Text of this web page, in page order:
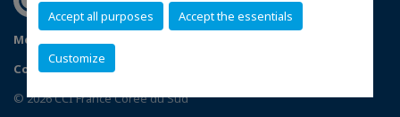
Accept all purposes Accept the essentials
Customize
Mentions légales
Configurer vos préférences cookies
© 2026 CCI France Corée du Sud